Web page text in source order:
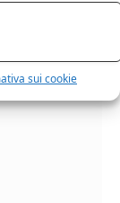
sui cookie